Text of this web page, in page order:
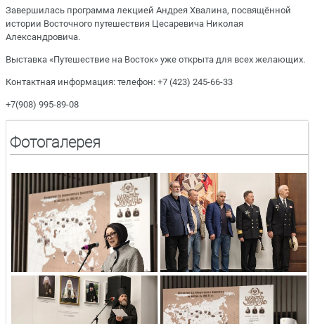
Завершилась программа лекцией Андрея Хвалина, посвящённой
истории Восточного путешествия Цесаревича Николая
Александровича.
Выставка «Путешествие на Восток» уже открыта для всех желающих.
Контактная информация: телефон: +7 (423) 245-66-33
+7(908) 995-89-08
Фотогалерея